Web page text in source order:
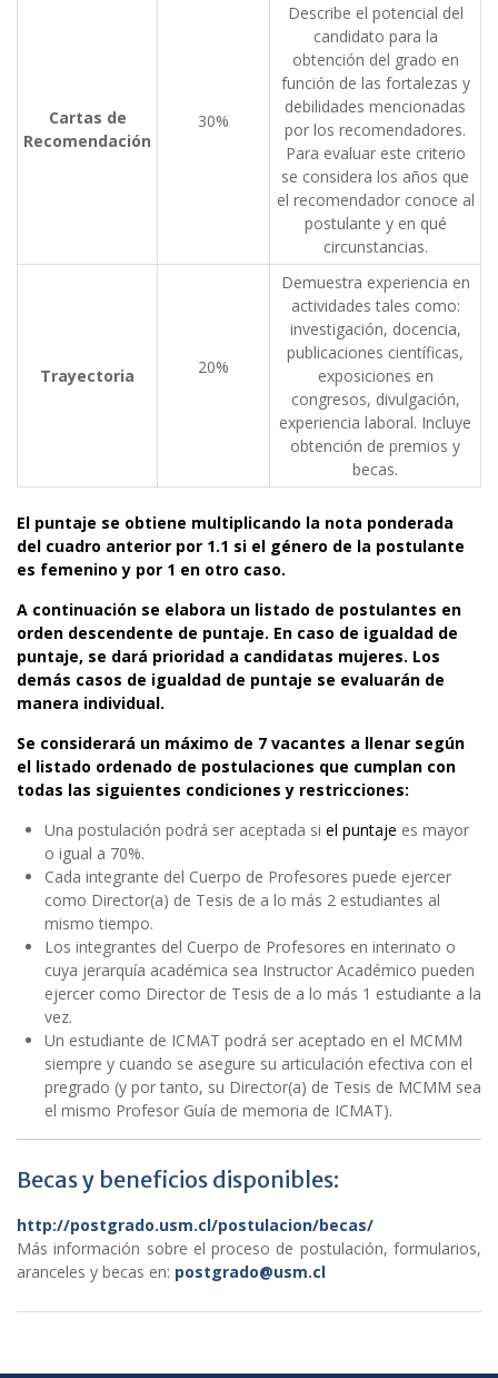
Cartas de
Recomendación
30%
Describe el potencial del
candidato para la
obtención del grado en
función de las fortalezas y
debilidades mencionadas
por los recomendadores.
Para evaluar este criterio
se considera los años que
el recomendador conoce al
postulante y en qué
circunstancias.
Trayectoria 20%
Demuestra experiencia en
actividades tales como:
investigación, docencia,
publicaciones científicas,
exposiciones en
congresos, divulgación,
experiencia laboral. Incluye
obtención de premios y
becas.
El puntaje se obtiene multiplicando la nota ponderada
del cuadro anterior por 1.1 si el género de la postulante
es femenino y por 1 en otro caso.
A continuación se elabora un listado de postulantes en
orden descendente de puntaje. En caso de igualdad de
puntaje, se dará prioridad a candidatas mujeres. Los
demás casos de igualdad de puntaje se evaluarán de
manera individual.
Se considerará un máximo de 7 vacantes a llenar según
el listado ordenado de postulaciones que cumplan con
todas las siguientes condiciones y restricciones:
Una postulación podrá ser aceptada si el puntaje es mayor
o igual a 70%.
Cada integrante del Cuerpo de Profesores puede ejercer
como Director(a) de Tesis de a lo más 2 estudiantes al
mismo tiempo.
Los integrantes del Cuerpo de Profesores en interinato o
cuya jerarquía académica sea Instructor Académico pueden
ejercer como Director de Tesis de a lo más 1 estudiante a la
vez.
Un estudiante de ICMAT podrá ser aceptado en el MCMM
siempre y cuando se asegure su articulación efectiva con el
pregrado (y por tanto, su Director(a) de Tesis de MCMM sea
el mismo Profesor Guía de memoria de ICMAT).
Becas y beneficios disponibles:
http://postgrado.usm.cl/postulacion/becas/
Más información sobre el proceso de postulación, formularios,
aranceles y becas en: postgrado@usm.cl